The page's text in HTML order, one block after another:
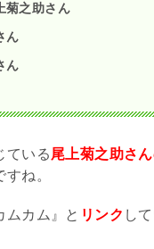
菊之助さん
ん
ん
ている尾上菊之助さ
ね。
ムカム』と リンク し